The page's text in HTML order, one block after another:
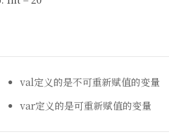
val定义的是不可重新赋值的变量
var定义的是可重新赋值的变量